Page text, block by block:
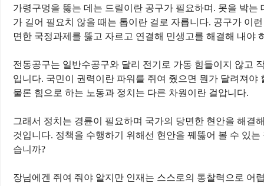
가령구멍을 뚫는 데는 드릴이란 공구가 필요하며 . 못을 박는
가 길어 필요치 않을 때는 톱이란 걸로 자릅니다. 공구가 이
면한 국정과제를 뚫고 자르고 연결해 민생고를 해결해 내야
전동공구는 일반수공구와 달리 전기로 가동 힘들이지 않고
입니다. 국민이 권력이란 파워를 쥐여 줬으면 뭔가 달려져야
물론 힘으로 하는 노동과 정치는 다른 차원이란 걸압니다.
그래서 정치는 경륜이 필요하며 국가의 당면한 현안을 해결
것입니다. 정책을 수행하기 위해선 현안을 꿰뚫어 볼 수 있
습니까?
장님에겐 쥐여 줘야 알지만 인재는 스스로의 통찰력으로 어